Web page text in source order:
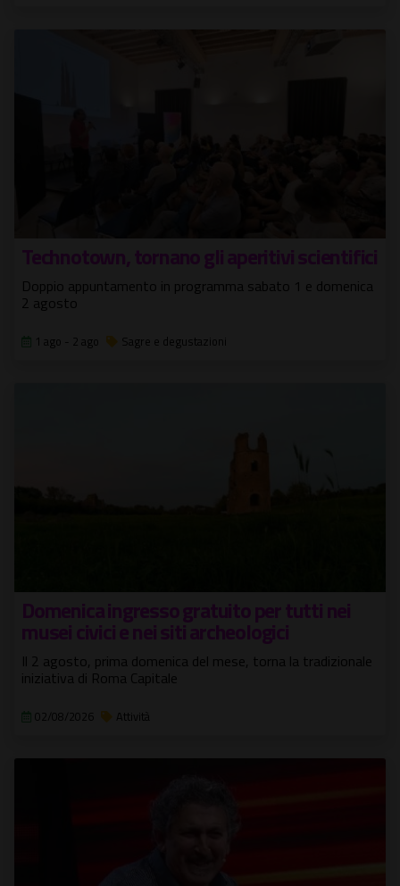
Technotown, tornano gli aperitivi scientifici
Doppio appuntamento in programma sabato 1 e domenica
2 agosto
1 ago - 2 ago Sagre e degustazioni
Domenica ingresso gratuito per tutti nei
musei civici e nei siti archeologici
Il 2 agosto, prima domenica del mese, torna la tradizionale
iniziativa di Roma Capitale
02/08/2026 Attività